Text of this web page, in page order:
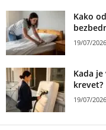
Kako
19/07/2026
Kada
krevet?
19/07/2026